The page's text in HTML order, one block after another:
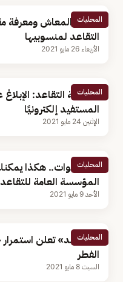
المحليات
التقاعد لمنسوبيها
الأربعاء 26 مايو 2021
المحليات
مؤسسة التقاعد:
المستفيد إلكترونيًا
الإثنين 24 مايو 2021
المحلياتبـ3 خطوات.. هكذا
المؤسسة العامة للتقاعد
الأحد 9 مايو 2021
المحليات
«التقاعد» تعلن
الفطر
السبت 8 مايو 2021